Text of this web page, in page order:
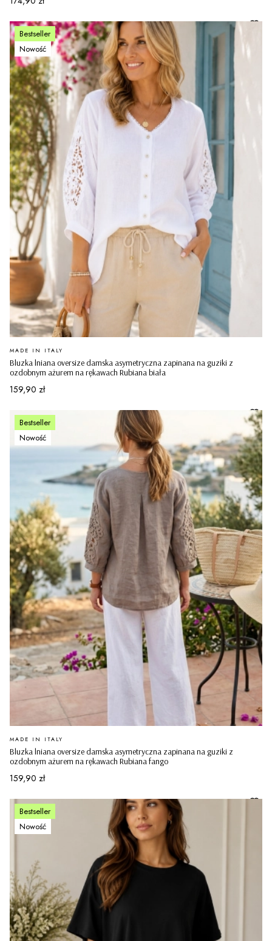
Bestseller
Nowość
Bluzka lniana oversize damska asymetryczna zapinana na guziki z
ozdobnym ażurem na rękawach Rubiana biała
PRODUCENT
MADE IN ITALY
Cena
159,90 zł
Bestseller
Nowość
Bluzka lniana oversize damska asymetryczna zapinana na guziki z
ozdobnym ażurem na rękawach Rubiana fango
PRODUCENT
MADE IN ITALY
Cena
159,90 zł
Bestseller
Nowość